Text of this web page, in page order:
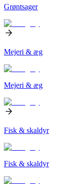
Grøntsager
Mejeri & æg
Mejeri & æg
Fisk & skaldyr
Fisk & skaldyr